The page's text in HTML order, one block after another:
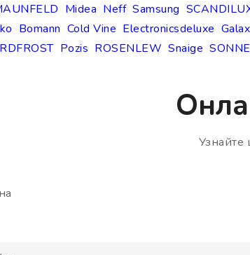
Midea Neff Samsung
Bomann Cold Vine Electronicsdeluxe
Pozis ROSENLEW Snaige
Узнайте